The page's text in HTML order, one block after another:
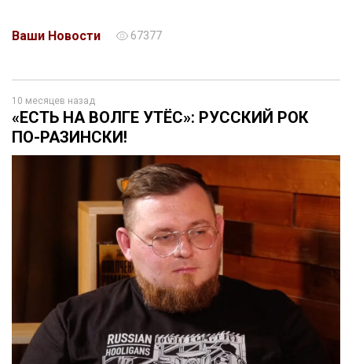
Ваши Новости 67377
10 месяцев назад
«ЕСТЬ НА ВОЛГЕ УТЁС»: РУССКИЙ РОК
ПО-РАЗИНСКИ!